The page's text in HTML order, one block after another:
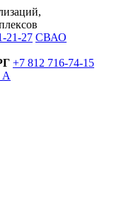
21-27 СВАО
+7 812 716-74-15
А